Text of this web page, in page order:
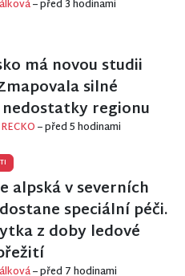
– před 3 hodinami
má novou studii
silné
regionu
– před 5 hodinami
alpská v severních
speciální péči.
z doby ledové
– před 7 hodinami